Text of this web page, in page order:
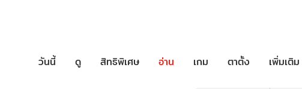
วันนี้ ดู สิทธิพิเศษ อ่าน เกม ตาตั้ง เพิ่มเติม